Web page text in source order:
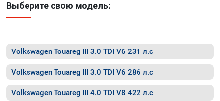
Выберите свою модель:
Volkswagen Touareg III 3.0 TDI V6 231 л.с
Volkswagen Touareg III 3.0 TDI V6 286 л.с
Volkswagen Touareg III 4.0 TDI V8 422 л.с